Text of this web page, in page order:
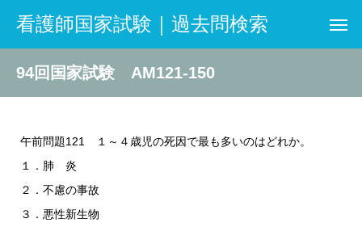
看護師国家試験｜過去問検索
94回国家試験 AM121-150
午前問題121 １～４歳児の死因で最も多いのはどれか。
１．肺 炎
２．不慮の事故
３．悪性新生物